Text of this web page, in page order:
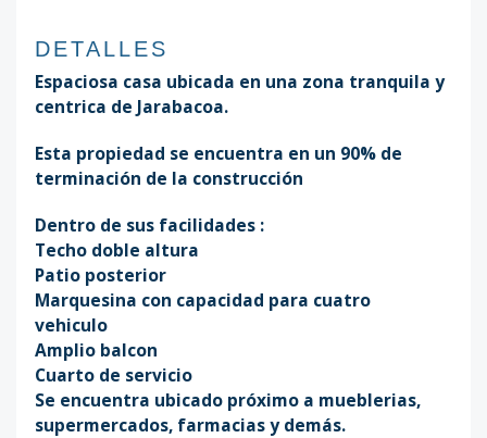
DETALLES
Espaciosa casa ubicada en una zona tranquila y
centrica de Jarabacoa.
Esta propiedad se encuentra en un 90% de
terminación de la construcción
Dentro de sus facilidades :
Techo doble altura
Patio posterior
Marquesina con capacidad para cuatro
vehiculo
Amplio balcon
Cuarto de servicio
Se encuentra ubicado próximo a mueblerias,
supermercados, farmacias y demás.